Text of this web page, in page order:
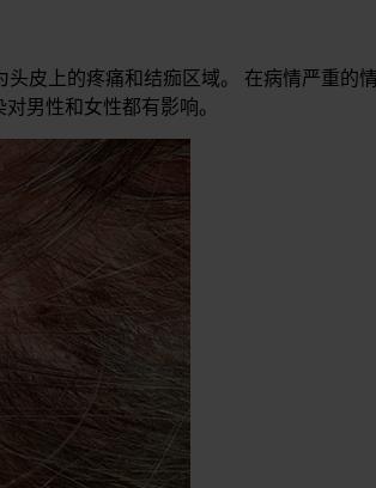
皮上的疼痛和结痂区域。 在病情严重的
男性和女性都有影响。